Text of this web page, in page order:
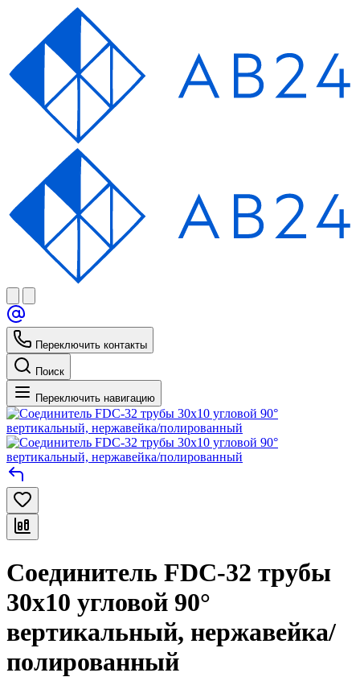
Переключить контакты
Поиск
Переключить навигацию
Соединитель FDC-32 трубы
30х10 угловой 90°
вертикальный, нержавейка/
полированный